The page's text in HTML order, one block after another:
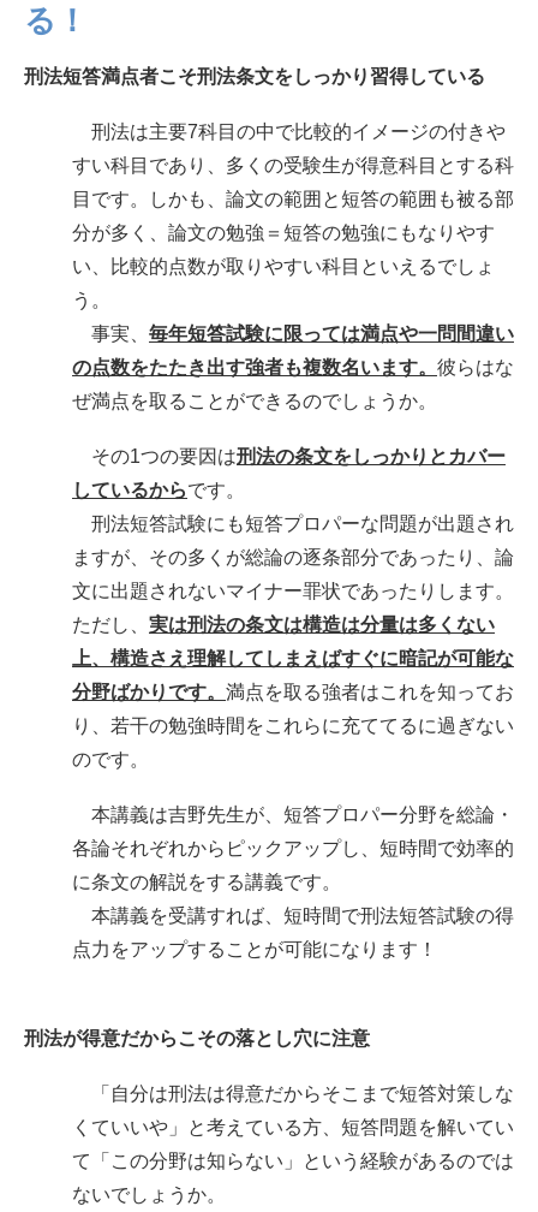
る！
刑法短答満点者こそ刑法条文をしっかり習得している
刑法は主要7科目の中で比較的イメージの付きや
すい科目であり、多くの受験生が得意科目とする科
目です。しかも、論文の範囲と短答の範囲も被る部
分が多く、論文の勉強＝短答の勉強にもなりやす
い、比較的点数が取りやすい科目といえるでしょ
う。
事実、 毎年短答試験に限っては満点や一問間違い
の点数をたたき出す強者も複数名います。 彼らはな
ぜ満点を取ることができるのでしょうか。
その1つの要因は刑法の条文をしっかりとカバー
しているからです。
刑法短答試験にも短答プロパーな問題が出題され
ますが、その多くが総論の逐条部分であったり、論
文に出題されないマイナー罪状であったりします。
ただし、 実は刑法の条文は構造は分量は多くない
上、構造さえ理解してしまえばすぐに暗記が可能な
分野ばかりです。 満点を取る強者はこれを知ってお
り、若干の勉強時間をこれらに充ててるに過ぎない
のです。
本講義は吉野先生が、短答プロパー分野を総論・
各論それぞれからピックアップし、短時間で効率的
に条文の解説をする講義です。
本講義を受講すれば、短時間で刑法短答試験の得
点力をアップすることが可能になります！
刑法が得意だからこその落とし穴に注意
「自分は刑法は得意だからそこまで短答対策しな
くていいや」と考えている方、短答問題を解いてい
て「この分野は知らない」という経験があるのでは
ないでしょうか。